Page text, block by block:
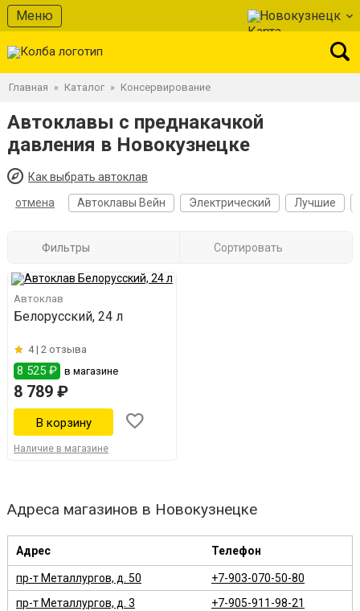
Меню Новокузнецк
Главная » Каталог » Консервирование
Автоклавы с преднакачкой
давления в Новокузнецке
Как выбрать автоклав
отмена
Автоклавы Вейн Электрический Лучшие
Фильтры Сортировать
Автоклав
Белорусский, 24 л
4 | 2 отзыва
8 525 ₽ в магазине
8 789 ₽
Наличие в магазине
Адреса магазинов в Новокузнецке
Адрес Телефон
пр-т Металлургов, д. 50
+7-903-070-50-80
пр-т Металлургов, д. 3
+7-905-911-98-21